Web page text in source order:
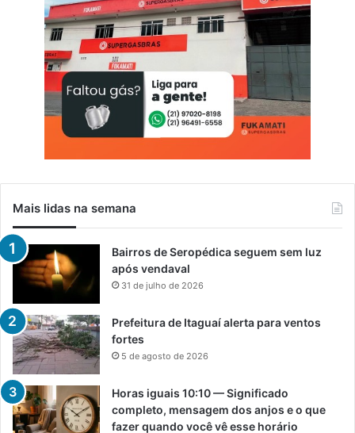
Mais lidas na semana
Bairros de Seropédica seguem sem luz
após vendaval
31 de julho de 2026
Prefeitura de Itaguaí alerta para ventos
fortes
5 de agosto de 2026
Horas iguais 10:10 — Significado
completo, mensagem dos anjos e o que
fazer quando você vê esse horário